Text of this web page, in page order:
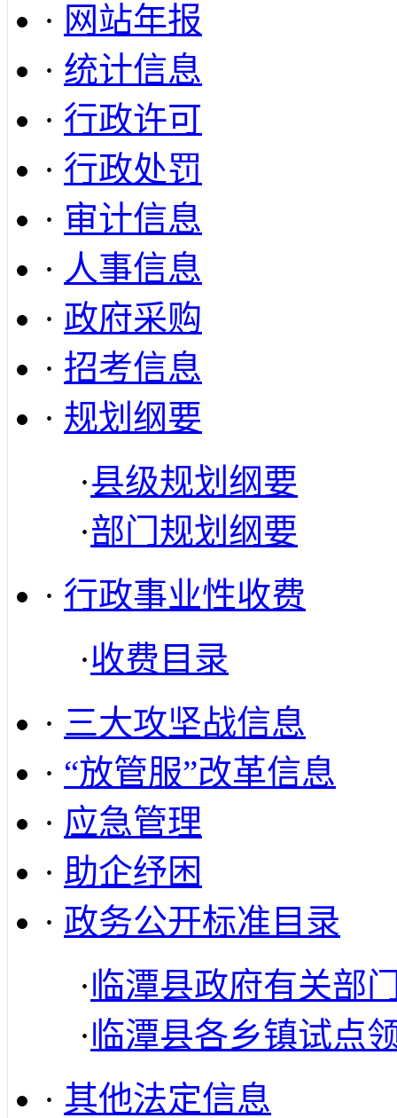
· 网站年报
· 统计信息
· 行政许可
· 行政处罚
· 审计信息
· 人事信息
· 政府采购
· 招考信息
· 规划纲要
·县级规划纲要
·部门规划纲要
· 行政事业性收费
·收费目录
· 三大攻坚战信息
· “放管服”改革信息
· 应急管理
· 助企纾困
· 政务公开标准目录
·临潭县政府有关部
·临潭县各乡镇试点
· 其他法定信息